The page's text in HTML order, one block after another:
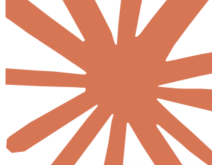
Application mobile
Automatisation & IA
Logiciel métier
Audit de Cybersécurité
Réalisations
Tout
Créations de sites internet
Projets d'applications iOS &
Plateformes métiers personnalisées